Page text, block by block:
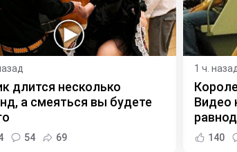
длится несколько
а смеяться вы будете
54 69
1 ч. назад
Видео
140